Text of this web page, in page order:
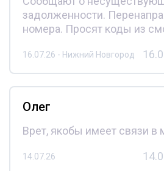
задолженности.
номера. Просят коды из
16.07.26 - Нижний Новгород
Олег
Врет, якобы имеет связи в
14.07.26